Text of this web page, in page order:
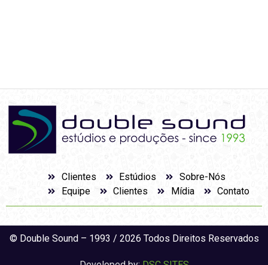
Clientes Estúdios
Sobre-Nós
Equipe
Clientes Mídia Contato
© Double Sound – 1993 / 2026 Todos Direitos Reservados